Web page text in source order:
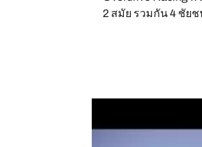
2 สมัย รวมกัน 4 ชัย